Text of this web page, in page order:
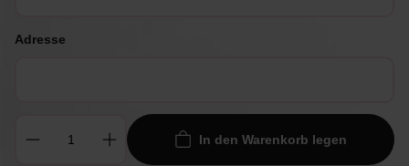
Adresse
In den Warenkorb legen